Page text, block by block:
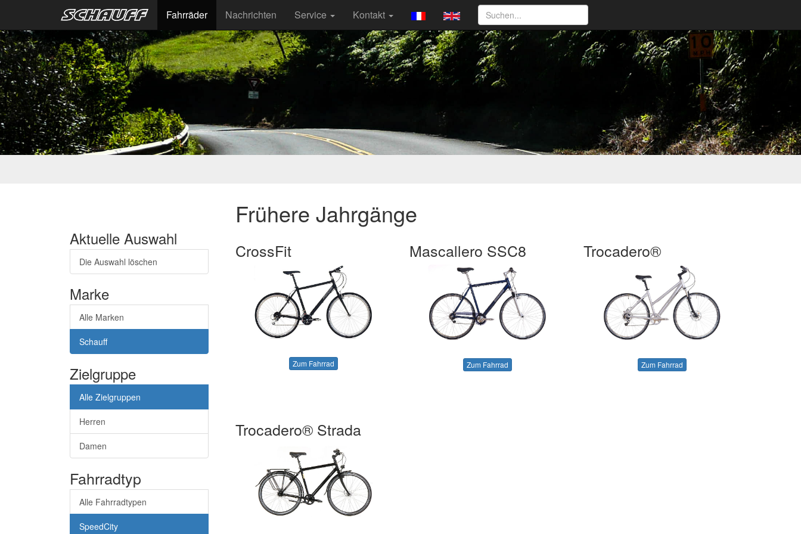
Fahrräder Nachrichten Service Kontakt
Frühere Jahrgänge
Aktuelle Auswahl
Die Auswahl löschen
Marke
Alle Marken
Schauff
Zielgruppe
Alle Zielgruppen
Herren
Damen
Fahrradtyp
Alle Fahrradtypen
SpeedCity
CrossFit
Zum Fahrrad
Mascallero SSC8
Zum Fahrrad
Trocadero®
Zum Fahrrad
Trocadero® Strada